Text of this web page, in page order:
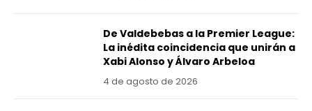
De Valdebebas a la Premier League:
La inédita coincidencia que unirán a
Xabi Alonso y Álvaro Arbeloa
4 de agosto de 2026